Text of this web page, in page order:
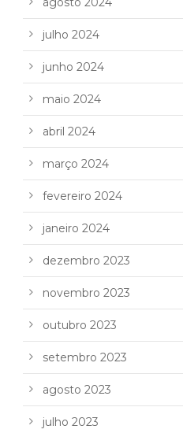
julho 2024
junho 2024
maio 2024
abril 2024
março 2024
fevereiro 2024
janeiro 2024
dezembro 2023
novembro 2023
outubro 2023
setembro 2023
agosto 2023
julho 2023